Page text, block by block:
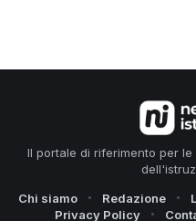
Il portale di riferimento per
Chi siamo
Redazione
Privacy Policy